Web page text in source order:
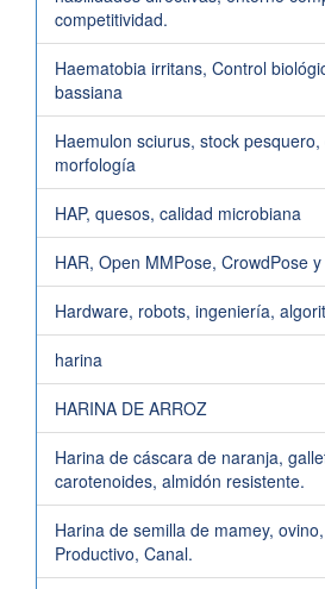
competitividad.
Haematobia irritans, Control
bassiana
Haemulon sciurus, stock
morfología
HAP, quesos, calidad microbiana
HAR, Open MMPose, CrowdPose
Hardware, robots, ingeniería,
harina
HARINA DE ARROZ
Harina de cáscara de naranja,
carotenoides, almidón resistente.
Harina de semilla de mamey,
Productivo, Canal.